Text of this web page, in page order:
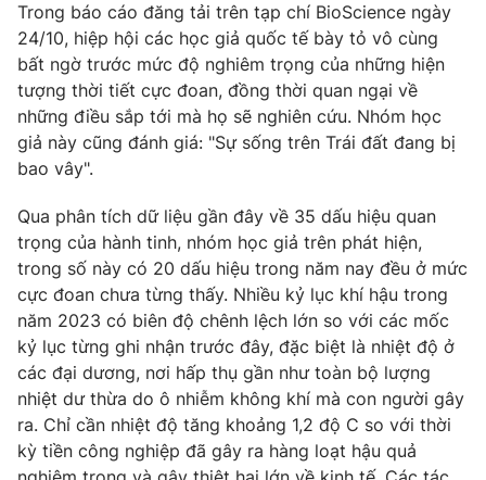
Hậu trường
Nhân vật
Khán giả
Giải sao mai
Điện ảnh
Âm nhạc
Sao
Đời sống
Du lịch
Làm đẹp
Giáo dục
Tuyển sinh
Học trực tuyến
Công nghệ
Hitech Công nghệ tương lai
Sản phẩm
Thị trường
Tư vấn
Giao lưu trực tuyến
Lịch phát sóng
Chuyên mục khác
Emagazine Podcast
Trong báo cáo đăng tải trên tạp chí BioScience ngày
24/10, hiệp hội các học giả quốc tế bày tỏ vô cùng
bất ngờ trước mức độ nghiêm trọng của những hiện
tượng thời tiết cực đoan, đồng thời quan ngại về
những điều sắp tới mà họ sẽ nghiên cứu. Nhóm học
giả này cũng đánh giá: "Sự sống trên Trái đất đang bị
bao vây".
Qua phân tích dữ liệu gần đây về 35 dấu hiệu quan
trọng của hành tinh, nhóm học giả trên phát hiện,
trong số này có 20 dấu hiệu trong năm nay đều ở mức
cực đoan chưa từng thấy. Nhiều kỷ lục khí hậu trong
năm 2023 có biên độ chênh lệch lớn so với các mốc
kỷ lục từng ghi nhận trước đây, đặc biệt là nhiệt độ ở
các đại dương, nơi hấp thụ gần như toàn bộ lượng
nhiệt dư thừa do ô nhiễm không khí mà con người gây
ra. Chỉ cần nhiệt độ tăng khoảng 1,2 độ C so với thời
kỳ tiền công nghiệp đã gây ra hàng loạt hậu quả